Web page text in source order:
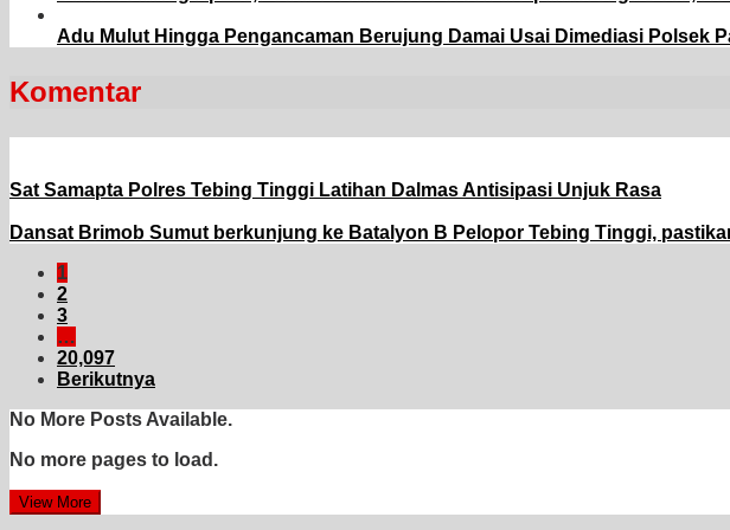
Adu Mulut Hingga Pengancaman Berujung Damai Usai Dimediasi Polsek
Komentar
Sat Samapta Polres Tebing Tinggi Latihan Dalmas Antisipasi Unjuk Rasa
Dansat Brimob Sumut berkunjung ke Batalyon B Pelopor Tebing Tinggi,
1
2
3
…
20,097
Berikutnya
No More Posts Available.
No more pages to load.
View More